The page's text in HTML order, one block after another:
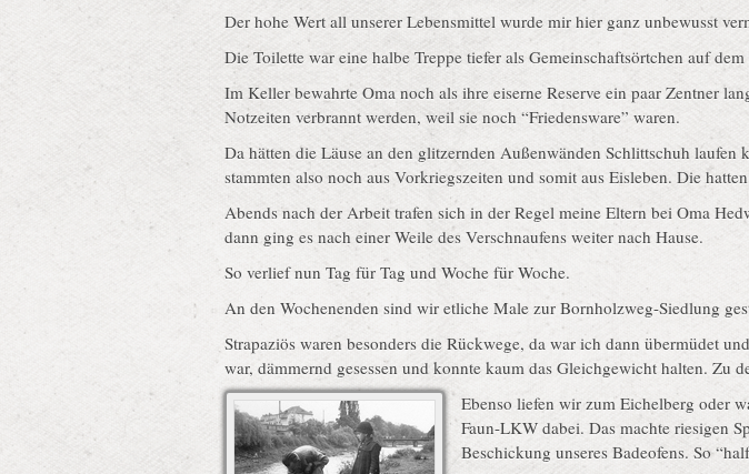
Der hohe Wert all unserer Lebensmittel wurde mir hier ganz unbewusst
Die Toilette war eine halbe Treppe tiefer als Gemeinschaftsörtchen auf
Im Keller bewahrte Oma noch als ihre eiserne Reserve ein paar Zentner
Notzeiten verbrannt werden, weil sie noch “Friedensware” waren.
Da hätten die Läuse an den glitzernden Außenwänden Schlittschuh
stammten also noch aus Vorkriegszeiten und somit aus Eisleben. Die
Abends nach der Arbeit trafen sich in der Regel meine Eltern bei Oma
dann ging es nach einer Weile des Verschnaufens weiter nach Hause.
So verlief nun Tag für Tag und Woche für Woche.
An den Wochenenden sind wir etliche Male zur Bornholzweg-Siedlung
Strapaziös waren besonders die Rückwege, da war ich dann übermüdet
war, dämmernd gesessen und konnte kaum das Gleichgewicht halten. Zu
Ebenso liefen wir zum Eichelberg oder
Faun-LKW dabei. Das machte riesigen
Beschickung unseres Badeofens. So